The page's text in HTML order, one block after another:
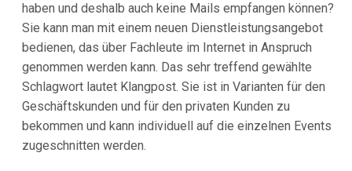
haben und deshalb auch keine Mails empfangen können?
Sie kann man mit einem neuen Dienstleistungsangebot
bedienen, das über Fachleute im Internet in Anspruch
genommen werden kann. Das sehr treffend gewählte
Schlagwort lautet Klangpost. Sie ist in Varianten für den
Geschäftskunden und für den privaten Kunden zu
bekommen und kann individuell auf die einzelnen Events
zugeschnitten werden.